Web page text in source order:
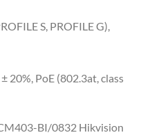
S, PROFILE G),
20%, PoE (802.3at, class
BI/0832 Hikvision